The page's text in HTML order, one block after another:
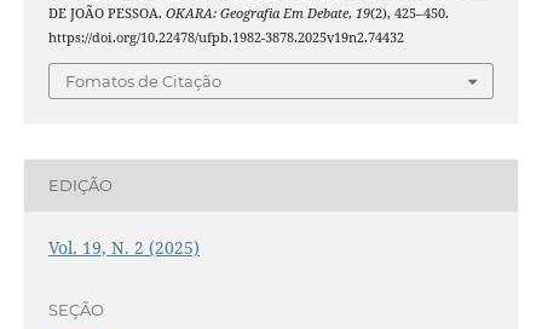
DE JOÃO PESSOA. OKARA: Geografia Em Debate, 19(2), 425–450.
https://doi.org/10.22478/ufpb.1982-3878.2025v19n2.74432
Fomatos de Citação
EDIÇÃO
Vol. 19, N. 2 (2025)
SEÇÃO